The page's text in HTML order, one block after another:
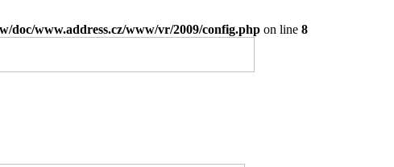
doc/www.address.cz/www/vr/2009/config.php on line 8